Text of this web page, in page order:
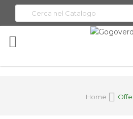
Home